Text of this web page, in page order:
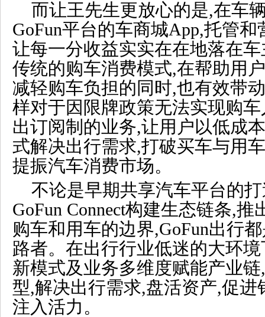
而让王先生更放心的是,在车
GoFun平台的车商城App,托管
让每一分收益实实在在地落在
传统的购车消费模式,在帮助用
减轻购车负担的同时,也有效带
样对于因限牌政策无法实现购
出订阅制的业务,让用户以低成
式解决出行需求,打破买车与用
提振汽车消费市场。
不论是早期共享汽车平台的
GoFun Connect构建生态链条,
购车和用车的边界,GoFun出行
路者。在出行行业低迷的大环
新模式及业务多维度赋能产业
型,解决出行需求,盘活资产,促进
注入活力。